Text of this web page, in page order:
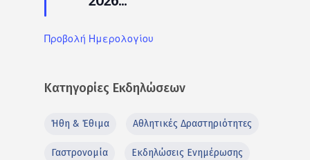
Προβολή Ημερολογίου
Κατηγορίες Εκδηλώσεων
Ήθη & Έθιμα Αθλητικές Δραστηριότητες
Γαστρονομία Εκδηλώσεις Ενημέρωσης